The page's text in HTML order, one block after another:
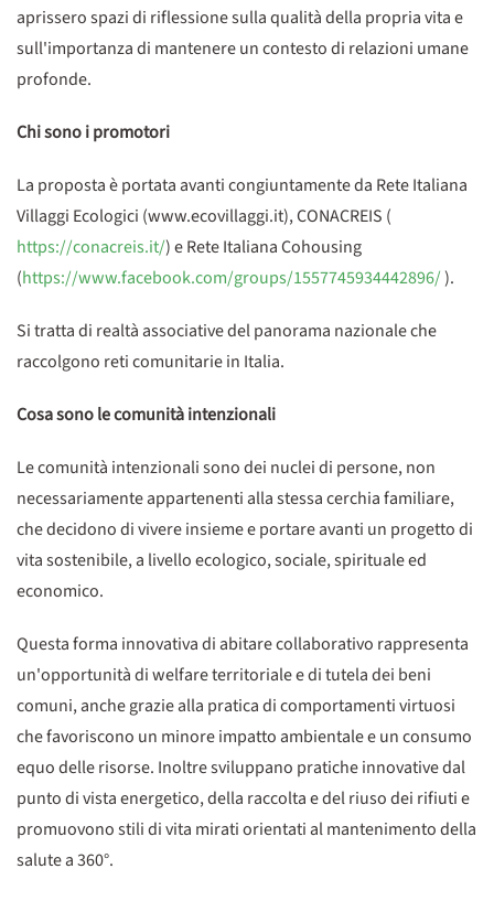
aprissero spazi di riflessione sulla qualità della propria vita e
sull'importanza di mantenere un contesto di relazioni umane
profonde.
Chi sono i promotori
La proposta è portata avanti congiuntamente da Rete Italiana
Villaggi Ecologici (www.ecovillaggi.it), CONACREIS (
https://conacreis.it/) e Rete Italiana Cohousing
(https://www.facebook.com/groups/1557745934442896/).
Si tratta di realtà associative del panorama nazionale che
raccolgono reti comunitarie in Italia.
Cosa sono le comunità intenzionali
Le comunità intenzionali sono dei nuclei di persone, non
necessariamente appartenenti alla stessa cerchia familiare,
che decidono di vivere insieme e portare avanti un progetto di
vita sostenibile, a livello ecologico, sociale, spirituale ed
economico.
Questa forma innovativa di abitare collaborativo rappresenta
un'opportunità di welfare territoriale e di tutela dei beni
comuni, anche grazie alla pratica di comportamenti virtuosi
che favoriscono un minore impatto ambientale e un consumo
equo delle risorse. Inoltre sviluppano pratiche innovative dal
punto di vista energetico, della raccolta e del riuso dei rifiuti e
promuovono stili di vita mirati orientati al mantenimento della
salute a 360°.